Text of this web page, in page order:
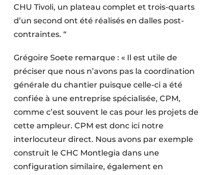
CHU Tivoli, un plateau complet et trois-quarts
d’un second ont été réalisés en dalles post-
contraintes. “
Grégoire Soete remarque : « Il est utile de
préciser que nous n’avons pas la coordination
générale du chantier puisque celle-ci a été
confiée à une entreprise spécialisée, CPM,
comme c’est souvent le cas pour les projets de
cette ampleur. CPM est donc ici notre
interlocuteur direct. Nous avons par exemple
construit le CHC Montlegia dans une
configuration similaire, également en